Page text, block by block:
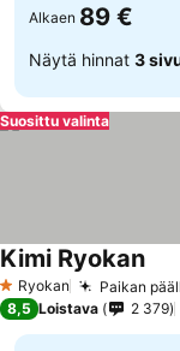
Alkaen 89 €
Näytä hinnat 3
Suosittu valinta
1 Tähtiluokitus
Ryokan Paikan
Kimi Ryokan
8,5 Loistava 2 379